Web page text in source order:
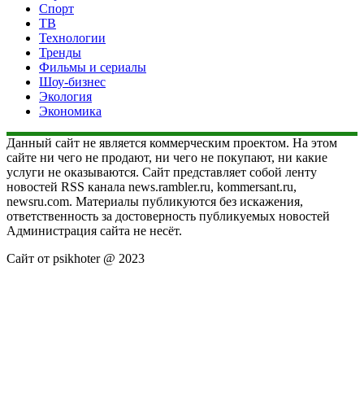
Спорт
ТВ
Технологии
Тренды
Фильмы и сериалы
Шоу-бизнес
Экология
Экономика
Данный сайт не является коммерческим проектом. На этом
сайте ни чего не продают, ни чего не покупают, ни какие
услуги не оказываются. Сайт представляет собой ленту
новостей RSS канала news.rambler.ru, kommersant.ru,
newsru.com. Материалы публикуются без искажения,
ответственность за достоверность публикуемых новостей
Администрация сайта не несёт.
Сайт от psikhoter @ 2023